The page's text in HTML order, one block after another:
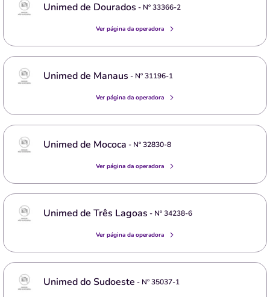
Unimed de Dourados - Nº33366-2
Ver página da operadora
Unimed de Manaus - Nº31196-1
Ver página da operadora
Unimed de Mococa - Nº32830-8
Ver página da operadora
Unimed de Três Lagoas - Nº34238-6
Ver página da operadora
Unimed do Sudoeste - Nº35037-1